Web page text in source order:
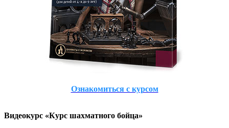
Ознакомиться с курсом
Видеокурс «Курс шахматного бойца»